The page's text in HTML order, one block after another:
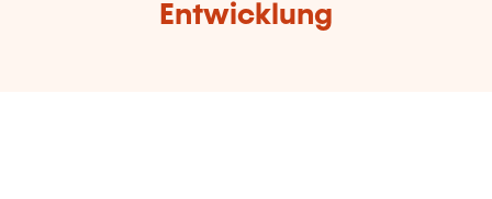
Entwicklung